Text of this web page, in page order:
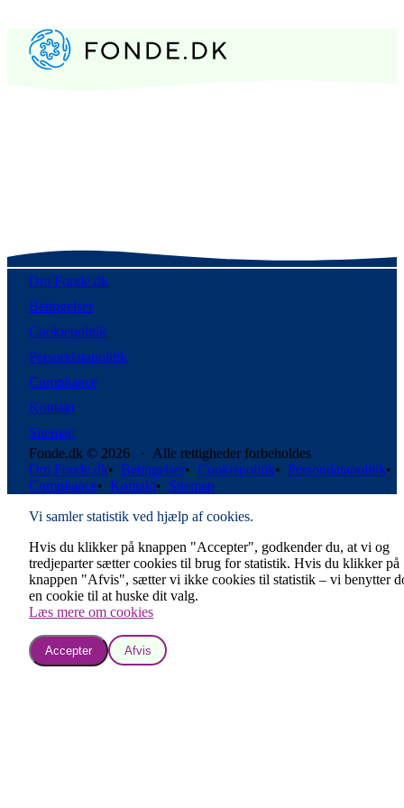
Om Fonde.dk
Betingelser
Cookiepolitik
Persondatapolitik
Compliance
Kontakt
Sitemap
Fonde.dk © 2026 · Alle rettigheder forbeholdes
Om Fonde.dk• Betingelser• Cookiepolitik• Persondatapolitik•
Compliance• Kontakt• Sitemap
Vi samler statistik ved hjælp af cookies.
Hvis du klikker på knappen "Accepter", godkender du, at vi og
tredjeparter sætter cookies til brug for statistik. Hvis du klikker på
knappen "Afvis", sætter vi ikke cookies til statistik – vi benytter
en cookie til at huske dit valg.
Læs mere om cookies
Accepter Afvis